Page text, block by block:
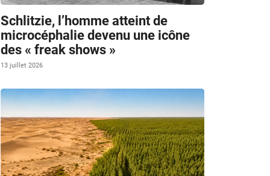
Schlitzie, l’homme atteint de
microcéphalie devenu une icône
des « freak shows »
13 juillet 2026